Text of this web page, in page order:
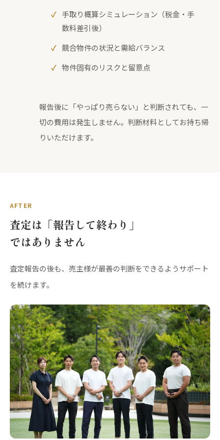
手取り概算シミュレーション（税金・手
数料差引後）
競合物件の状況と需給バランス
物件固有のリスクと留意点
報告後に「やっぱり売らない」と判断されても、一
切の費用は発生しません。判断材料としてお持ち帰
りいただけます。
AFTER
査定は「報告して終わり」
ではありません
査定報告の後も、売主様が最善の判断をできるようサポート
を続けます。